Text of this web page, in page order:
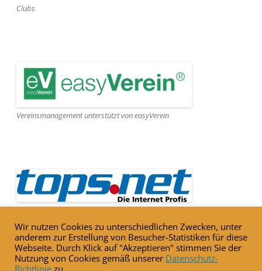
Clubs
Vereinsmanagement unterstützt von easyVerein
Webseite gehostet von Tops.net
Wir nutzen Cookies zu unterschiedlichen Zwecken, unter
anderem zur Erstellung von Besucher-Statistiken für diese
Webseite. Durch Klick auf "Akzeptieren" stimmen Sie der
Nutzung von Cookies gemäß unserer Datenschutz-
Richtlinie zu.